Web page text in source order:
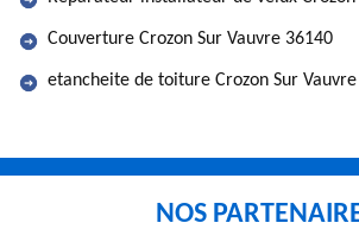
Couverture Crozon Sur Vauvre 36140
etancheite de toiture Crozon Sur
NOS